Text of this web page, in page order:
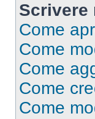
Scrivere
Come
Come
Come
Come
Come